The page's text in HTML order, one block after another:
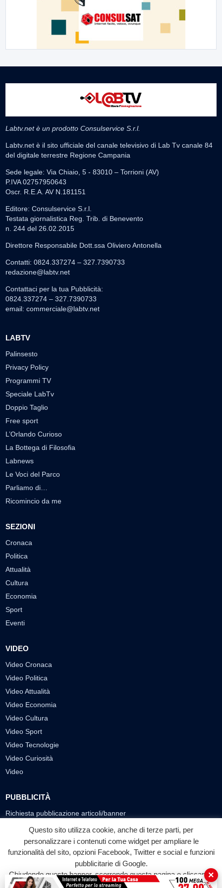
Labtv.net è un prodotto Consulservice S.r.l.
Labtv.net è il sito ufficiale del canale televisivo di Lab Tv canale 84
del digitale terrestre Regione Campania
Sede legale: Via Chiaio, 5 - 83010 – Torrioni (AV)
P.IVA 02757950643
Oscr. R.E.A. AV N.181151
Editore: Consulservice S.r.l.
Testata giornalistica Reg. Trib. di Benevento
n. 244 del 26.02.2015
Direttore Responsabile Dott.ssa Oliviero Antonella
Contatti: 0824.337274 – 327.7390733
redazione@labtv.net
Contattaci per la tua Pubblicità:
0824.337274 – 327.7390733
email: commerciale@labtv.net
LABTV
Palinsesto
Privacy Policy
Programmi TV
Speciale LabTv
Doppio Taglio
Free sport
L’Orlando Curioso
La Bottega di Filosofia
Labnews
Le Voci del Parco
Parliamo di…
Ricomincio da me
SEZIONI
Cronaca
Politica
Attualità
Cultura
Economia
Sport
Eventi
VIDEO
Video Cronaca
Video Politica
Video Attualità
Video Economia
Video Cultura
Video Sport
Video Tecnologie
Video Curiosità
Video
PUBBLICITÀ
Richiesta pubblicazione articoli/banner
SEGUICI SUI SOCIAL
f
Facebook
◎ ▶
YouTube
Questo sito utilizza cookie, anche di terze parti, per
personalizzare i contenuti come widget per ampliare le
funzionalità del sito, opzioni Facebook, Twitter e social e funzioni
pubblicitarie di Google.
Chiudendo questo banner, scorrendo questa pagina o cliccando
su qualunque suo elemento acconsenti all'uso dei cookie.
×